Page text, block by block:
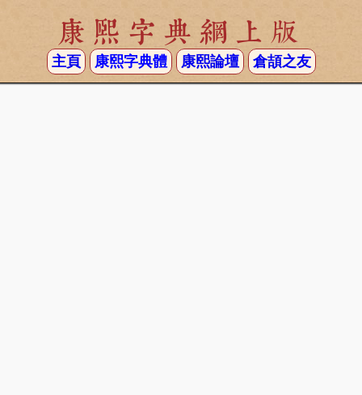
康熙字典網上版
主頁 康熙字典體 康熙論壇 倉頡之友